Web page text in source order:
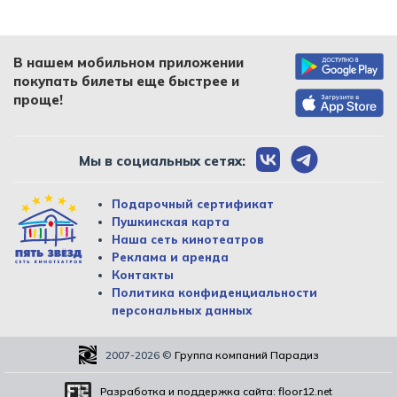
В нашем мобильном приложении
покупать билеты еще быстрее и
проще!
Мы в социальных сетях:
Подарочный сертификат
Пушкинская карта
Наша сеть кинотеатров
Реклама и аренда
Контакты
Политика конфиденциальности
персональных данных
2007-2026 © Группа компаний Парадиз
Разработка и поддержка сайта: floor12.net